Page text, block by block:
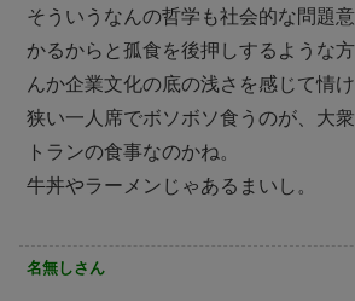
そういうなんの哲学も社会的な問題
かるからと孤食を後押しするような
んか企業文化の底の浅さを感じて情け
狭い一人席でボソボソ食うのが、大
トランの食事なのかね。
牛丼やラーメンじゃあるまいし。
名無しさん